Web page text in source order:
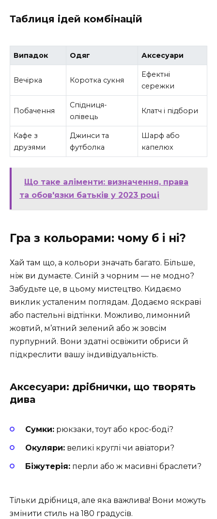
Таблиця ідей комбінацій
Випадок Одяг Аксесуари
Вечірка Коротка сукня
Ефектні
сережки
Побачення
Спідниця-
олівець
Клатч і підбори
Кафе з
друзями
Джинси та
футболка
Шарф або
капелюх
Що таке аліменти: визначення, права
та обов'язки батьків у 2023 році
Гра з кольорами: чому б і ні?
Хай там що, а кольори значать багато. Більше,
ніж ви думаєте. Синій з чорним — не модно?
Забудьте це, в цьому мистецтво. Кидаємо
виклик усталеним поглядам. Додаємо яскраві
або пастельні відтінки. Можливо, лимонний
жовтий, м’ятний зелений або ж зовсім
пурпурний. Вони здатні освіжити обриси й
підкреслити вашу індивідуальність.
Аксесуари: дрібнички, що творять
дива
Сумки: рюкзаки, тоут або крос-боді?
Окуляри: великі круглі чи авіатори?
Біжутерія: перли або ж масивні браслети?
Тільки дрібниця, але яка важлива! Вони можуть
змінити стиль на 180 градусів.